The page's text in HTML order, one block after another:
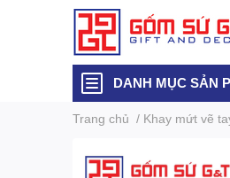
DANH MỤC SẢN
Trang chủ / Khay mứt vẽ